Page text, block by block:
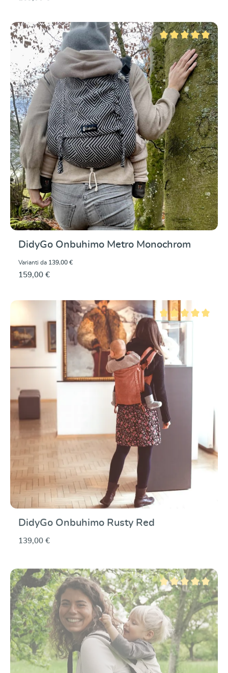
Valutazione media di
DidyGo Onbuhimo Metro Monochrom
Varianti da 139,00 €
159,00 €
Valutazione media di
DidyGo Onbuhimo Rusty Red
139,00 €
Valutazione media di